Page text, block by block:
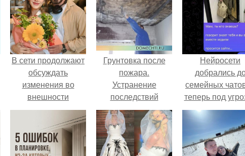
В сети продолжают
обсуждать
изменения во
внешности
актрисы.
Грунтовка после
пожара.
Устранение
последствий
пожара –
единственно
верный метод
борьбы с запахом
Нейросети
добрались
семейных
теперь под
мамины